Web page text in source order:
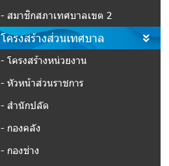
- สมาชิกสภาเทศบาลเขต 2
โครงสร้างส่วนเทศบาล
- โครงสร้างหน่วยงาน
- หัวหน้าส่วนราชการ
- สำนักปลัด
- กองคลัง
- กองช่าง